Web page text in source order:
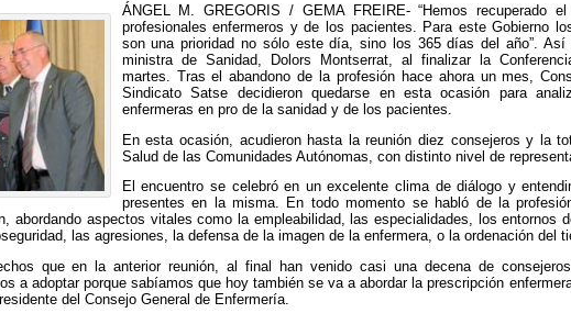
ÁNGEL M. GREGORIS / GEMA FREIRE- “Hemos recuperado
profesionales enfermeros y de los pacientes. Para este Gobierno
son una prioridad no sólo este día, sino los 365 días del año”.
ministra de Sanidad, Dolors Montserrat, al finalizar la
martes. Tras el abandono de la profesión hace ahora un mes,
Sindicato Satse decidieron quedarse en esta ocasión para
enfermeras en pro de la sanidad y de los pacientes.
En esta ocasión, acudieron hasta la reunión diez consejeros y la
Salud de las Comunidades Autónomas, con distinto nivel de
El encuentro se celebró en un excelente clima de diálogo y
presentes en la misma. En todo momento se habló de la
abordando aspectos vitales como la empleabilidad, las especialidades, los entornos
las agresiones, la defensa de la imagen de la enfermera, o la ordenación del
que en la anterior reunión, al final han venido casi una decena de
a adoptar porque sabíamos que hoy también se va a abordar la prescripción
del Consejo General de Enfermería.